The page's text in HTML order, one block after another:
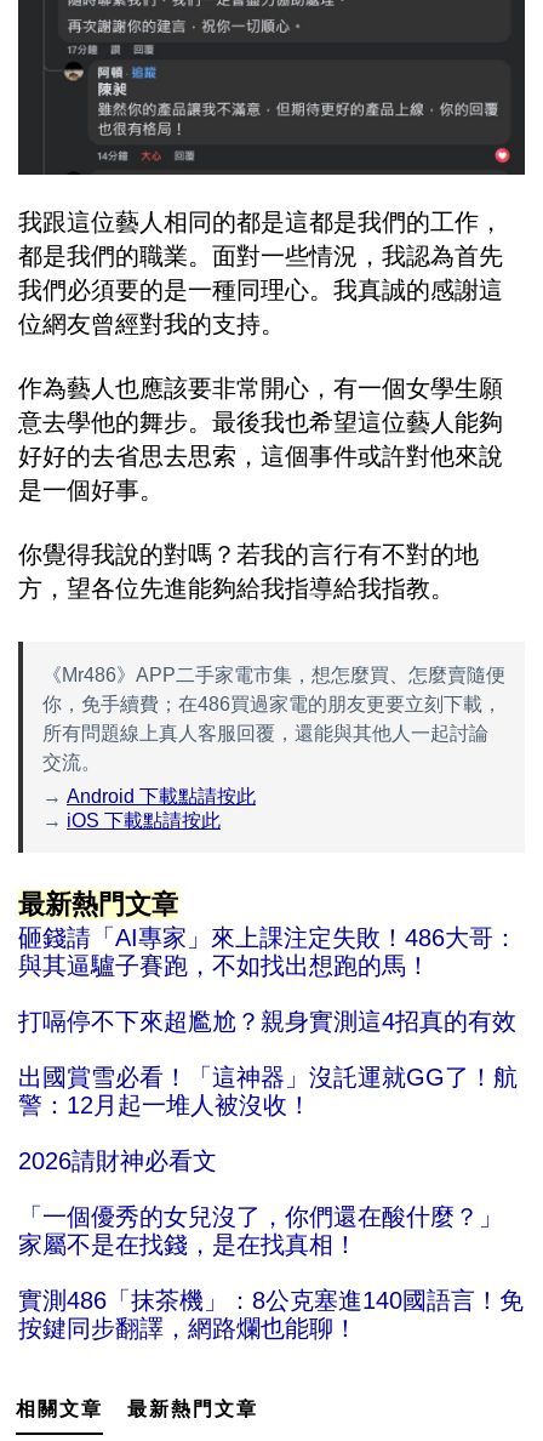
我跟這位藝人相同的都是這都是我們的工作，
都是我們的職業。面對一些情況，我認為首先
我們必須要的是一種同理心。我真誠的感謝這
位網友曾經對我的支持。
作為藝人也應該要非常開心，有一個女學生願
意去學他的舞步。最後我也希望這位藝人能夠
好好的去省思去思索，這個事件或許對他來說
是一個好事。
你覺得我說的對嗎？若我的言行有不對的地
方，望各位先進能夠給我指導給我指教。
《Mr486》APP二手家電市集，想怎麼買、怎麼賣隨便
你，免手續費；在486買過家電的朋友更要立刻下載，
所有問題線上真人客服回覆，還能與其他人一起討論
交流。
→ Android 下載點請按此
→ iOS 下載點請按此
最新熱門文章
砸錢請「AI專家」來上課注定失敗！486大哥：
與其逼驢子賽跑，不如找出想跑的馬！
打嗝停不下來超尷尬？親身實測這4招真的有效
出國賞雪必看！「這神器」沒託運就GG了！航
警：12月起一堆人被沒收！
2026請財神必看文
「一個優秀的女兒沒了，你們還在酸什麼？」
家屬不是在找錢，是在找真相！
實測486「抹茶機」：8公克塞進140國語言！免
按鍵同步翻譯，網路爛也能聊！
相關文章 最新熱門文章